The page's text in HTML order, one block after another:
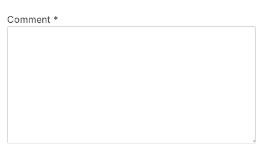
Comment *